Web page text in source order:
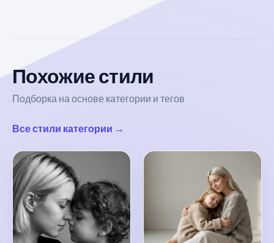
Похожие стили
Подборка на основе категории и тегов
Все стили категории →